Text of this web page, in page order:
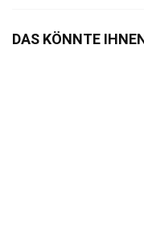
DAS KÖNNTE